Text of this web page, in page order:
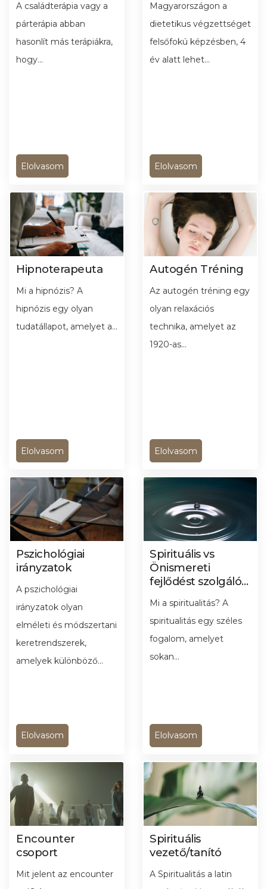
A családterápia vagy a
párterápia abban
hasonlít más terápiákra,
hogy...
Elolvasom
Magyarországon a
dietetikus végzettséget
felsőfokú képzésben, 4
év alatt lehet...
Elolvasom
Hipnoterapeuta
Mi a hipnózis? A
hipnózis egy olyan
tudatállapot, amelyet a...
Elolvasom
Autogén Tréning
Az autogén tréning egy
olyan relaxációs
technika, amelyet az
1920-as...
Elolvasom
Pszichológiai
irányzatok
A pszichológiai
irányzatok olyan
elméleti és módszertani
keretrendszerek,
amelyek különböző...
Elolvasom
Spirituális vs
Önismereti
fejlődést szolgáló
Mi a spiritualitás? A
spiritualitás egy széles
fogalom, amelyet
sokan...
Elolvasom
Encounter
csoport
Mit jelent az encounter
Spirituális
vezető/tanító
A Spiritualitás a latin